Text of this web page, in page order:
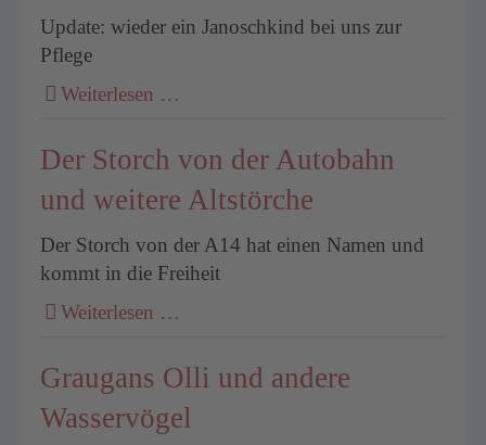
Update: wieder ein Janoschkind bei uns zur
Pflege
Weiterlesen …
Der Storch von der Autobahn
und weitere Altstörche
Der Storch von der A14 hat einen Namen und
kommt in die Freiheit
Weiterlesen …
Graugans Olli und andere
Wasservögel